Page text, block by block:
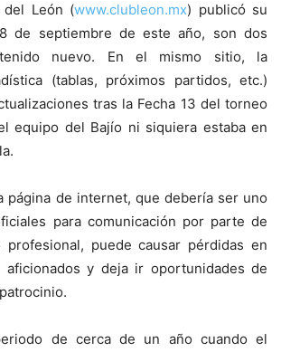
del León (www.clubleon.mx) publicó su
de septiembre de este año, son dos
nuevo. En el mismo sitio, la
(tablas, próximos partidos, etc.)
tras la Fecha 13 del torneo
equipo del Bajío ni siquiera estaba en
página de internet, que debería ser uno
para comunicación por parte de
profesional, puede causar pérdidas en
aficionados y deja ir oportunidades de
de cerca de un año cuando el